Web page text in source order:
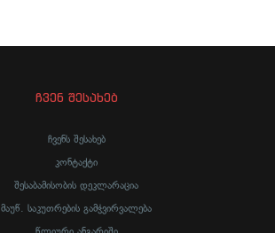
ჩვენ შესახებ
ჩვენს შესახებ
კონტაქტი
შესაბამისობის დეკლარაცია
მაუწ. საკუთრების გამჭვირვალება